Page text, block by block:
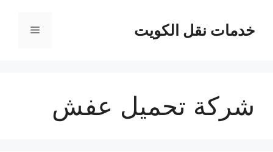
المحتوىخدمات نقل الكويت القائمة
شركة تحميل عفش